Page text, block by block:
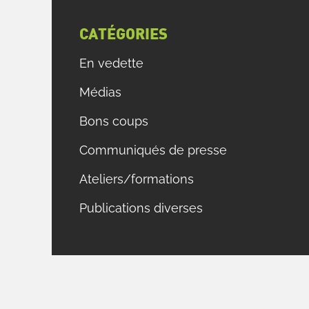
CATÉGORIES
En vedette
Médias
Bons coups
Communiqués de presse
Ateliers/formations
Publications diverses